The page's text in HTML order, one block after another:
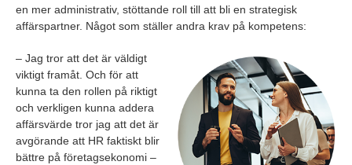
en mer administrativ, stöttande roll till att bli en strategisk
affärspartner. Något som ställer andra krav på kompetens:
– Jag tror att det är väldigt
viktigt framåt. Och för att
kunna ta den rollen på riktigt
och verkligen kunna addera
affärsvärde tror jag att det är
avgörande att HR faktiskt blir
bättre på företagsekonomi –